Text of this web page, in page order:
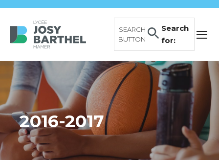
Search
for:
SEARCH
BUTTON
2016-2017